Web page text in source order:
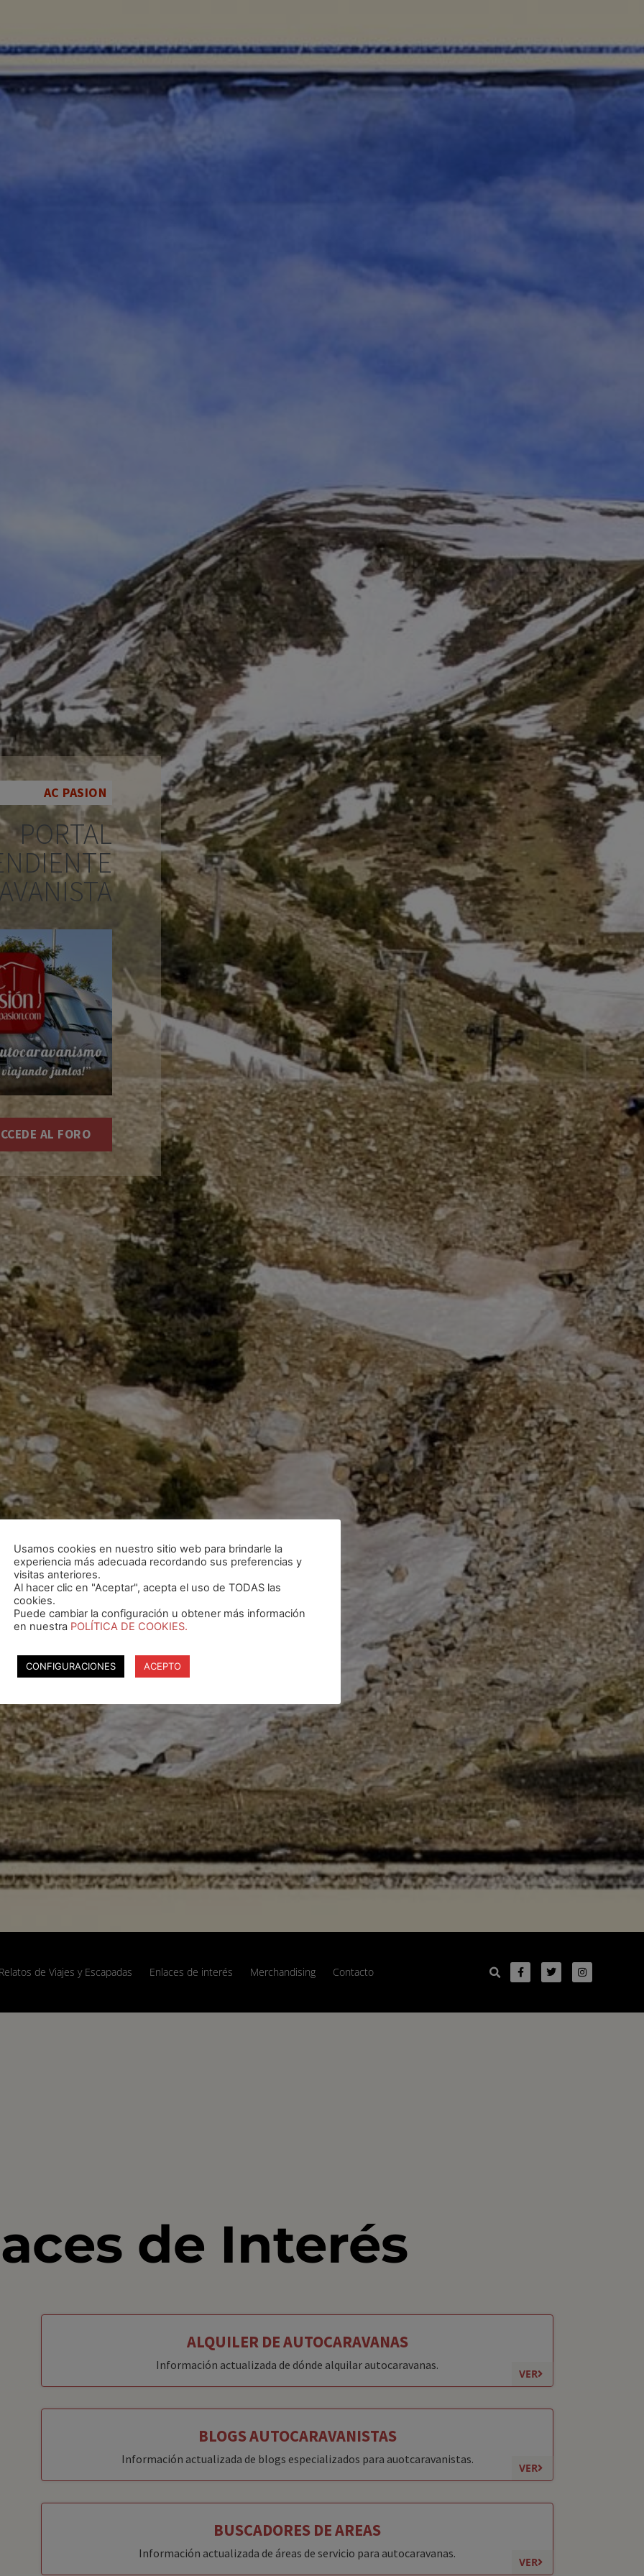
AC PASION
PORTAL
AL FORO
de Viajes y Escapadas Enlaces de interés Merchandising Contacto
de Interés
ALQUILER DE AUTOCARAVANAS
Información actualizada de dónde alquilar autocaravanas.
VER
BLOGS AUTOCARAVANISTAS
Información actualizada de blogs especializados para auotcaravanistas.
VER
BUSCADORES DE AREAS
Información actualizada de áreas de servicio para autocaravanas.
VER
Usamos cookies en nuestro sitio web para brindarle la
experiencia más adecuada recordando sus preferencias y
visitas anteriores.
Al hacer clic en "Aceptar", acepta el uso de TODAS las
cookies.
Puede cambiar la configuración u obtener más información
en nuestra POLÍTICA DE COOKIES.
CONFIGURACIONES ACEPTO